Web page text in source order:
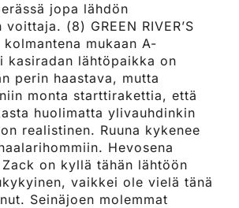
jopa lähdön
(8) GREEN RIVER’S
kolmantena mukaan A-
kasiradan lähtöpaikka on
perin haastava, mutta
monta starttirakettia, että
huolimatta ylivauhdinkin
realistinen. Ruuna kykenee
Hevosena
Zack on kyllä tähän lähtöön
vaikkei ole vielä tänä
Seinäjoen molemmat